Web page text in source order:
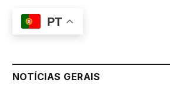
PT
NOTÍCIAS GERAIS